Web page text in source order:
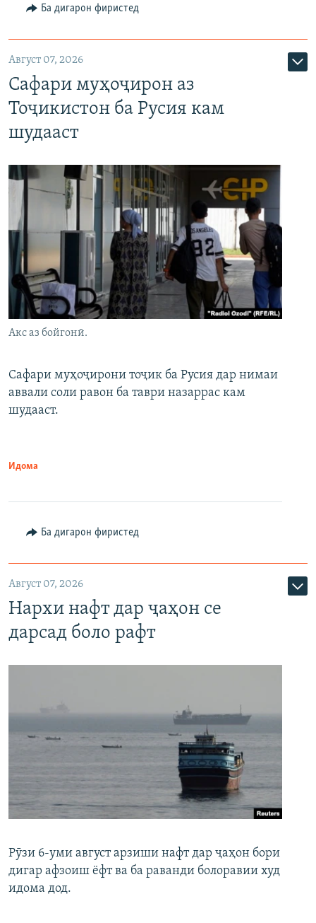
Ба дигарон фиристед
Август 07, 2026
Сафари муҳоҷирон аз
Тоҷикистон ба Русия кам
шудааст
Акс аз бойгонӣ.
Сафари муҳоҷирони тоҷик ба Русия дар нимаи
аввали соли равон ба таври назаррас кам
шудааст.
Идома
Ба дигарон фиристед
Август 07, 2026
Нархи нафт дар ҷаҳон се
дарсад боло рафт
Рӯзи 6-уми август арзиши нафт дар ҷаҳон бори
дигар афзоиш ёфт ва ба раванди болоравии худ
идома дод.